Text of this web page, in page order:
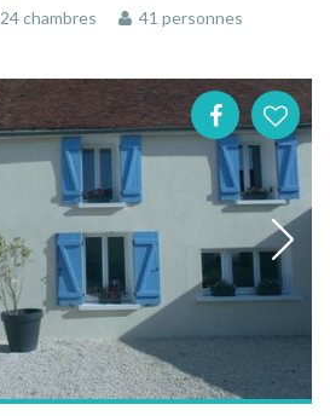
24 chambres 41 personnes